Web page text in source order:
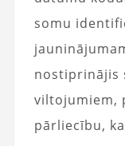
somu
nostiprinājis
viltojumiem,
pārliecību,